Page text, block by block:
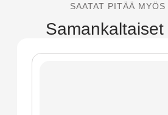
SAATAT PITÄÄ